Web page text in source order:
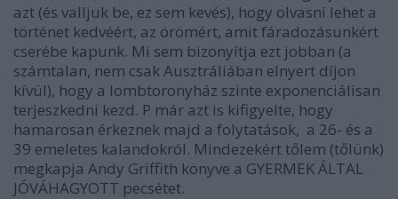
azt (és valljuk be, ez sem kevés), hogy olvasni lehet a
történet kedvéért, az örömért, amit fáradozásunkért
cserébe kapunk. Mi sem bizonyítja ezt jobban (a
számtalan, nem csak Ausztráliában elnyert díjon
kívül), hogy a lombtoronyház szinte exponenciálisan
terjeszkedni kezd. P már azt is kifigyelte, hogy
hamarosan érkeznek majd a folytatások, a 26- és a
39 emeletes kalandokról. Mindezekért tőlem (tőlünk)
megkapja Andy Griffith könyve a GYERMEK ÁLTAL
JÓVÁHAGYOTT pecsétet.